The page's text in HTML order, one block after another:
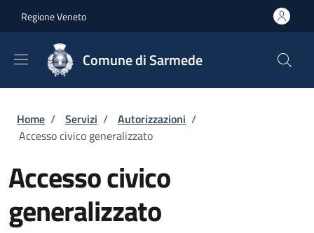
Regione Veneto
Comune di Sarmede
Briciole di pane
Home / Servizi / Autorizzazioni /
Accesso civico generalizzato
Accesso civico
generalizzato